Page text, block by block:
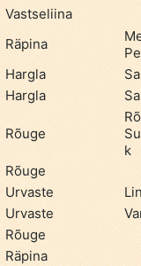
Vastseliina
Räpina
Hargla
Hargla
Rõuge
k
Rõuge
Urvaste
Urvaste
Rõuge
Räpina